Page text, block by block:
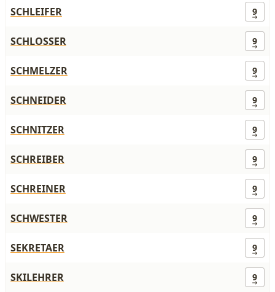
SCHLEIFER 9
SCHLOSSER 9
SCHMELZER 9
SCHNEIDER 9
SCHNITZER 9
SCHREIBER 9
SCHREINER 9
SCHWESTER 9
SEKRETAER 9
SKILEHRER 9